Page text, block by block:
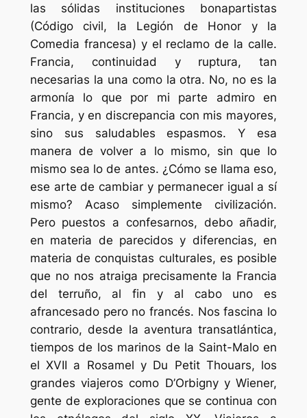
las sólidas instituciones bonapartistas
(Código civil, la Legión de Honor y la
Comedia francesa) y el reclamo de la calle.
Francia, continuidad y ruptura, tan
necesarias la una como la otra. No, no es la
armonía lo que por mi parte admiro en
Francia, y en discrepancia con mis mayores,
sino sus saludables espasmos. Y esa
manera de volver a lo mismo, sin que lo
mismo sea lo de antes. ¿Cómo se llama eso,
ese arte de cambiar y permanecer igual a sí
mismo? Acaso simplemente civilización.
Pero puestos a confesarnos, debo añadir,
en materia de parecidos y diferencias, en
materia de conquistas culturales, es posible
que no nos atraiga precisamente la Francia
del terruño, al fin y al cabo uno es
afrancesado pero no francés. Nos fascina lo
contrario, desde la aventura transatlántica,
tiempos de los marinos de la Saint-Malo en
el XVII a Rosamel y Du Petit Thouars, los
grandes viajeros como D’Orbigny y Wiener,
gente de exploraciones que se continua con